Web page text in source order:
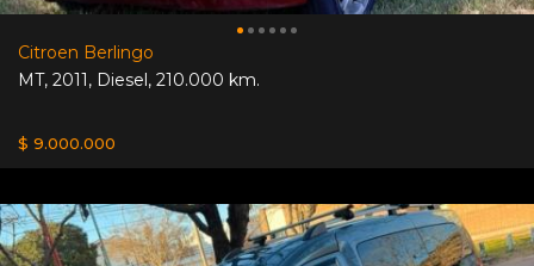
Citroen Berlingo
MT, 2011, Diesel, 210.000 km.
$ 9.000.000